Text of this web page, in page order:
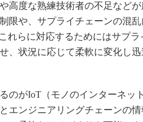
インダストリー4.0
イノベーション
製造業ビッグデータ
知財マネジメント
海外生産
高度な熟練技術者の不足など
限や、サプライチェーンの混
れらに対応するためにはサプ
、状況に応じて柔軟に変化し
のがIoT（モノのインターネッ
エンジニアリングチェーンの情